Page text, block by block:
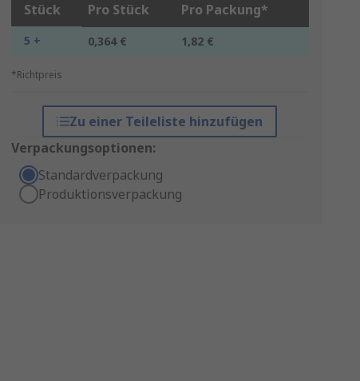
Stück Pro Stück Pro Packung*
5 + 0,364 € 1,82 €
*Richtpreis
Zu einer Teileliste hinzufügen
Verpackungsoptionen:
Standardverpackung
Produktionsverpackung